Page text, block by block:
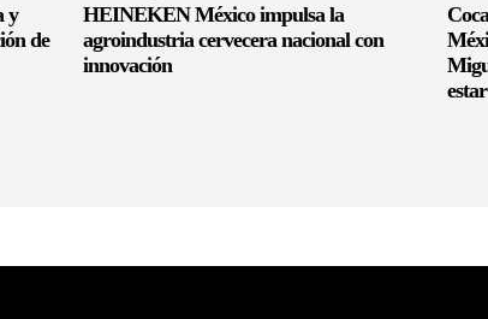
y
de
HEINEKEN México impulsa la
agroindustria cervecera nacional con
innovación